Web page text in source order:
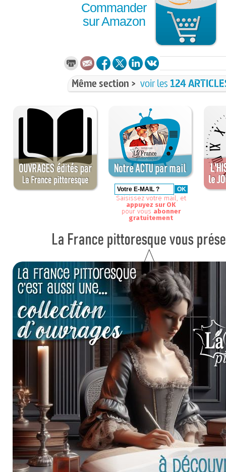
Commander
sur Amazon
Même section > voir les 124
Saisissez votre mail, et
appuyez sur OK
pour vous abonner
gratuitement